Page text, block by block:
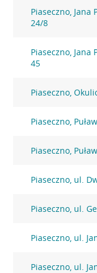
Piaseczno, Jana
24/8
Piaseczno, Jana
45
Piaseczno,
Piaseczno,
Piaseczno,
Piaseczno, ul.
Piaseczno, ul.
Piaseczno, ul.
Piaseczno, ul.